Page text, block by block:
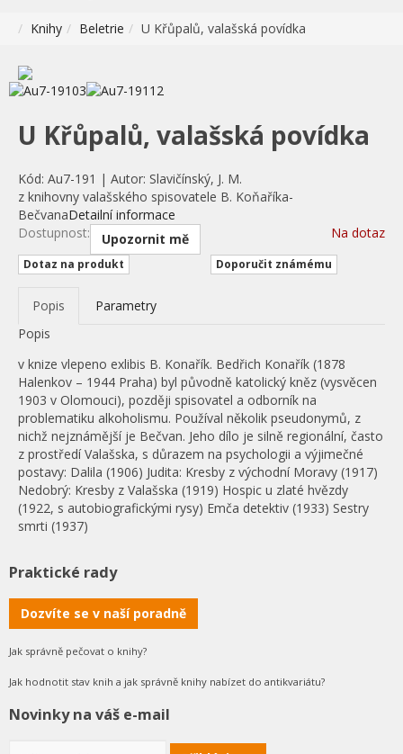
Knihy Beletrie U Křůpalů, valašská povídka
U Křůpalů, valašská povídka
Kód: Au7-191 | Autor: Slavičínský, J. M.
z knihovny valašského spisovatele B. Koňaříka-
BečvanaDetailní informace
Dostupnost:
Na dotaz
Upozornit mě
Dotaz na produkt Doporučit známému
Popis
Parametry
Popis
v knize vlepeno exlibis B. Konařík. Bedřich Konařík (1878
Halenkov – 1944 Praha) byl původně katolický kněz (vysvěcen
1903 v Olomouci), později spisovatel a odborník na
problematiku alkoholismu. Používal několik pseudonymů, z
nichž nejznámější je Bečvan. Jeho dílo je silně regionální, často
z prostředí Valašska, s důrazem na psychologii a výjimečné
postavy: Dalila (1906) Judita: Kresby z východní Moravy (1917)
Nedobrý: Kresby z Valašska (1919) Hospic u zlaté hvězdy
(1922, s autobiografickými rysy) Emča detektiv (1933) Sestry
smrti (1937)
Praktické rady
Dozvíte se v naší poradně
Jak správně pečovat o knihy?
Jak hodnotit stav knih a jak správně knihy nabízet do antikvariátu?
Novinky na váš e-mail